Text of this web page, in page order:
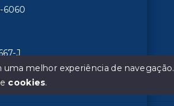
6060
J
uma melhor experiência de navegação.
cookies.